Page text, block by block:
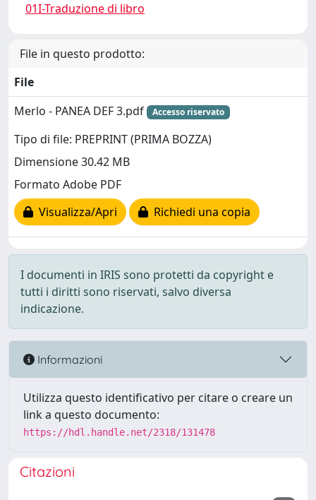
01I-Traduzione di libro
File in questo prodotto:
File
Merlo - PANEA DEF 3.pdf
Accesso riservato
Tipo di file: PREPRINT (PRIMA BOZZA)
Dimensione 30.42 MB
Formato Adobe PDF
Visualizza/Apri
Richiedi una copia
I documenti in IRIS sono protetti da copyright e
tutti i diritti sono riservati, salvo diversa
indicazione.
Informazioni
Utilizza questo identificativo per citare o creare un
link a questo documento:
https://hdl.handle.net/2318/131478
Citazioni